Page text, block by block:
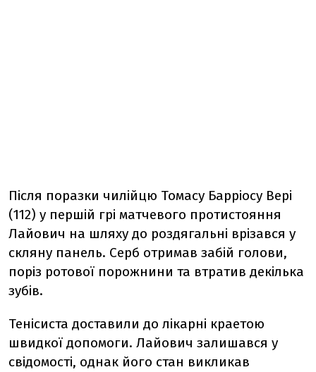
Після поразки чилійцю Томасу Барріосу Вері
(112) у першій грі матчевого протистояння
Лайович на шляху до роздягальні врізався у
скляну панель. Серб отримав забій голови,
поріз ротової порожнини та втратив декілька
зубів.
Тенісиста доставили до лікарні краетою
швидкої допомоги. Лайович залишався у
свідомості, однак його стан викликав